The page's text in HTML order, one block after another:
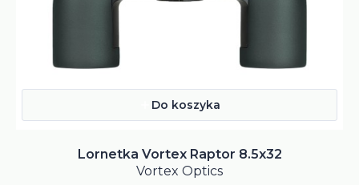
Do koszyka
Lornetka Vortex Raptor 8.5x32
Vortex Optics